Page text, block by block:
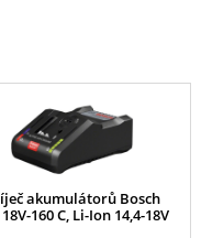
akumulátorů Bosch
160 C, Li-Ion 14,4-18V